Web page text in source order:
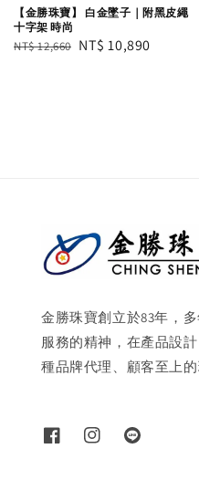
【金勝珠寶】 白金墜子｜附黑皮繩
十字架 時尚
Regular
NT$ 12,660 Sale
NT$ 10,890
金勝珠寶創立於83年，
服務的精神，在產品設
種品牌代理、顧客至上